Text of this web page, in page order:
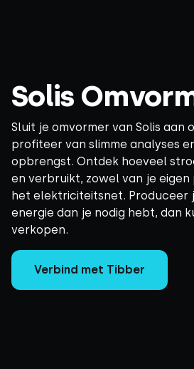
Solis
Sluit je omvormer van Solis aan
profiteer van slimme analyses
opbrengst. Ontdek hoeveel
en verbruikt, zowel van je
het elektriciteitsnet. Produceer
energie dan je nodig hebt, dan
verkopen.
Verbind met Tibber